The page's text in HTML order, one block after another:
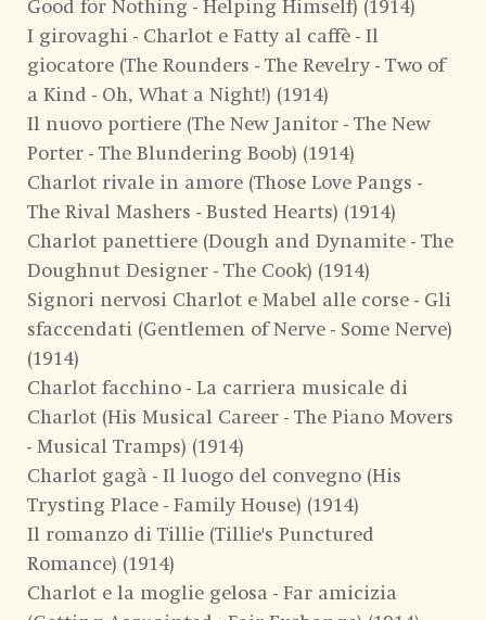
Good for Nothing - Helping Himself) (1914)
I girovaghi - Charlot e Fatty al caffè - Il
giocatore (The Rounders - The Revelry - Two of
a Kind - Oh, What a Night!) (1914)
Il nuovo portiere (The New Janitor - The New
Porter - The Blundering Boob) (1914)
Charlot rivale in amore (Those Love Pangs -
The Rival Mashers - Busted Hearts) (1914)
Charlot panettiere (Dough and Dynamite - The
Doughnut Designer - The Cook) (1914)
Signori nervosi Charlot e Mabel alle corse - Gli
sfaccendati (Gentlemen of Nerve - Some Nerve)
(1914)
Charlot facchino - La carriera musicale di
Charlot (His Musical Career - The Piano Movers
- Musical Tramps) (1914)
Charlot gagà - Il luogo del convegno (His
Trysting Place - Family House) (1914)
Il romanzo di Tillie (Tillie's Punctured
Romance) (1914)
Charlot e la moglie gelosa - Far amicizia